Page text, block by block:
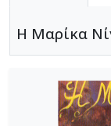
Η Μαρίκα